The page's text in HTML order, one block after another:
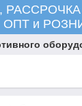
ОПТ и